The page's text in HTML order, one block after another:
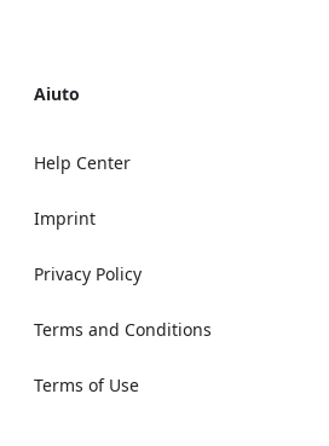
Aiuto
Help Center
Imprint
Privacy Policy
Terms and Conditions
Terms of Use